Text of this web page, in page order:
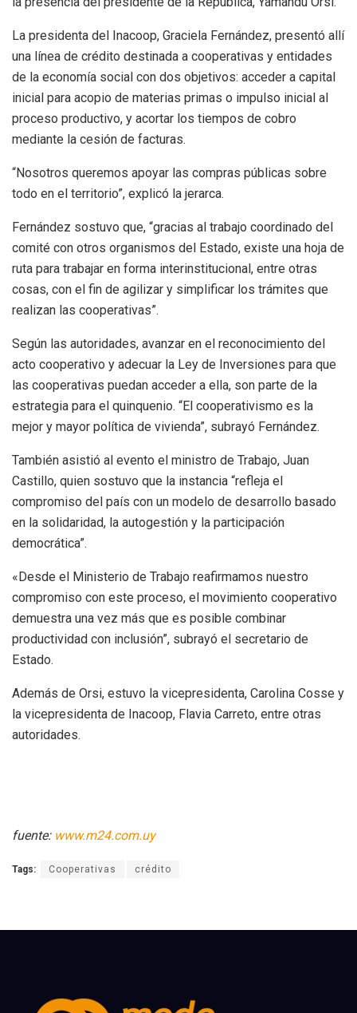
La presidenta del Inacoop, Graciela Fernández, presentó allí
una línea de crédito destinada a cooperativas y entidades
de la economía social con dos objetivos: acceder a capital
inicial para acopio de materias primas o impulso inicial al
proceso productivo, y acortar los tiempos de cobro
mediante la cesión de facturas.
“Nosotros queremos apoyar las compras públicas sobre
todo en el territorio”, explicó la jerarca.
Fernández sostuvo que, “gracias al trabajo coordinado del
comité con otros organismos del Estado, existe una hoja de
ruta para trabajar en forma interinstitucional, entre otras
cosas, con el fin de agilizar y simplificar los trámites que
realizan las cooperativas”.
Según las autoridades, avanzar en el reconocimiento del
acto cooperativo y adecuar la Ley de Inversiones para que
las cooperativas puedan acceder a ella, son parte de la
estrategia para el quinquenio. “El cooperativismo es la
mejor y mayor política de vivienda”, subrayó Fernández.
También asistió al evento el ministro de Trabajo, Juan
Castillo, quien sostuvo que la instancia “refleja el
compromiso del país con un modelo de desarrollo basado
en la solidaridad, la autogestión y la participación
democrática”.
«Desde el Ministerio de Trabajo reafirmamos nuestro
compromiso con este proceso, el movimiento cooperativo
demuestra una vez más que es posible combinar
productividad con inclusión”, subrayó el secretario de
Estado.
Además de Orsi, estuvo la vicepresidenta, Carolina Cosse y
la vicepresidenta de Inacoop, Flavia Carreto, entre otras
autoridades.
fuente: www.m24.com.uy
Tags: Cooperativas crédito